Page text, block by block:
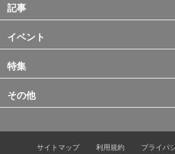
記事
イベント
特集
その他
サイトマップ 利用規約 プライバ